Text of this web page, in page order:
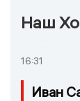
Наш
16:31
Иван